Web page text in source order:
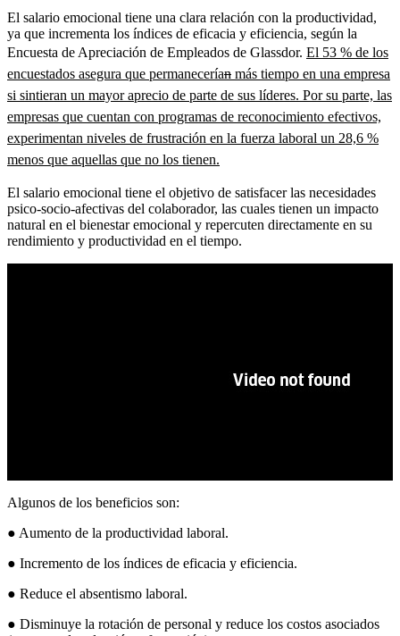
El salario emocional tiene una clara relación con la productividad,
ya que incrementa los índices de eficacia y eficiencia, según la
Encuesta de Apreciación de Empleados de Glassdor. El 53 % de los
encuestados asegura que permanecerían más tiempo en una empresa
si sintieran un mayor aprecio de parte de sus líderes. Por su parte, las
empresas que cuentan con programas de reconocimiento efectivos,
experimentan niveles de frustración en la fuerza laboral un 28,6 %
menos que aquellas que no los tienen.
El salario emocional tiene el objetivo de satisfacer las necesidades
psico-socio-afectivas del colaborador, las cuales tienen un impacto
natural en el bienestar emocional y repercuten directamente en su
rendimiento y productividad en el tiempo.
Algunos de los beneficios son:
● Aumento de la productividad laboral.
● Incremento de los índices de eficacia y eficiencia.
● Reduce el absentismo laboral.
● Disminuye la rotación de personal y reduce los costos asociados